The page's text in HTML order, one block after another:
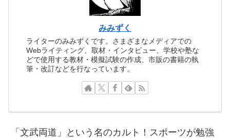
みみずく
ライターのみみずくです。さまざまなメディアでの
Webライティング、取材・インタビュー、学校や塾な
どで使用する教材・模擬試験の作成、市販の書籍の執
筆・改訂などを行なっています。
「文武両道」という名のカルト！スポーツが勉強